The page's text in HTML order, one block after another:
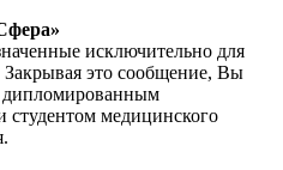
исключительно для
Закрывая это сообщение, Вы
дипломированным
медицинского